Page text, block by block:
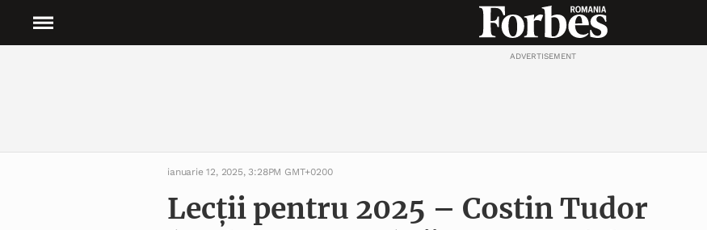
ADVERTISEMENT
ianuarie 12, 2025, 3:28PM GMT+0200
Lecții pentru 2025 – Costin Tudor